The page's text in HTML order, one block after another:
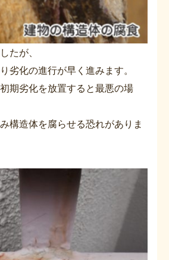
たが、
劣化の進行が早く進みます。
期劣化を放置すると最悪の場
構造体を腐らせる恐れがありま